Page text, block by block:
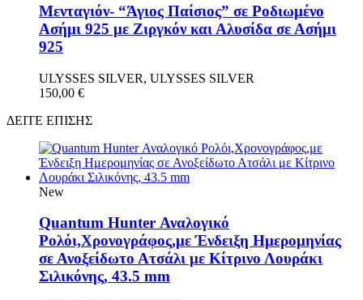
Μενταγιόν- “Άγιος Παίσιος” σε Ροδιωμένο
Aσήμι 925 με Ζιργκόν και Αλυσίδα σε Ασήμι
925
ULYSSES SILVER, ULYSSES SILVER
150,00 €
ΔΕΙΤΕ ΕΠΙΣΗΣ
New
Quantum Hunter Αναλογικό
Ρολόι,Χρονογράφος,με Ένδειξη Ημερομηνίας
σε Ανοξείδωτο Ατσάλι με Κίτρινο Λουράκι
Σιλικόνης, 43.5 mm